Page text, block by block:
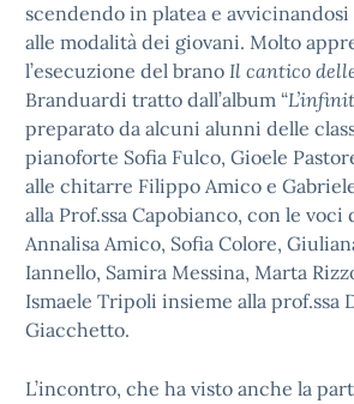
scendendo in platea e avvicinandosi
alle modalità dei giovani. Molto
l’esecuzione del brano Il cantico
Branduardi tratto dall’album “
preparato da alcuni alunni delle
pianoforte Sofia Fulco, Gioele
alle chitarre Filippo Amico e
alla Prof.ssa Capobianco, con le voci
Annalisa Amico, Sofia Colore,
Iannello, Samira Messina, Marta
Ismaele Tripoli insieme alla prof.ssa
Giacchetto.
L’incontro, che ha visto anche la